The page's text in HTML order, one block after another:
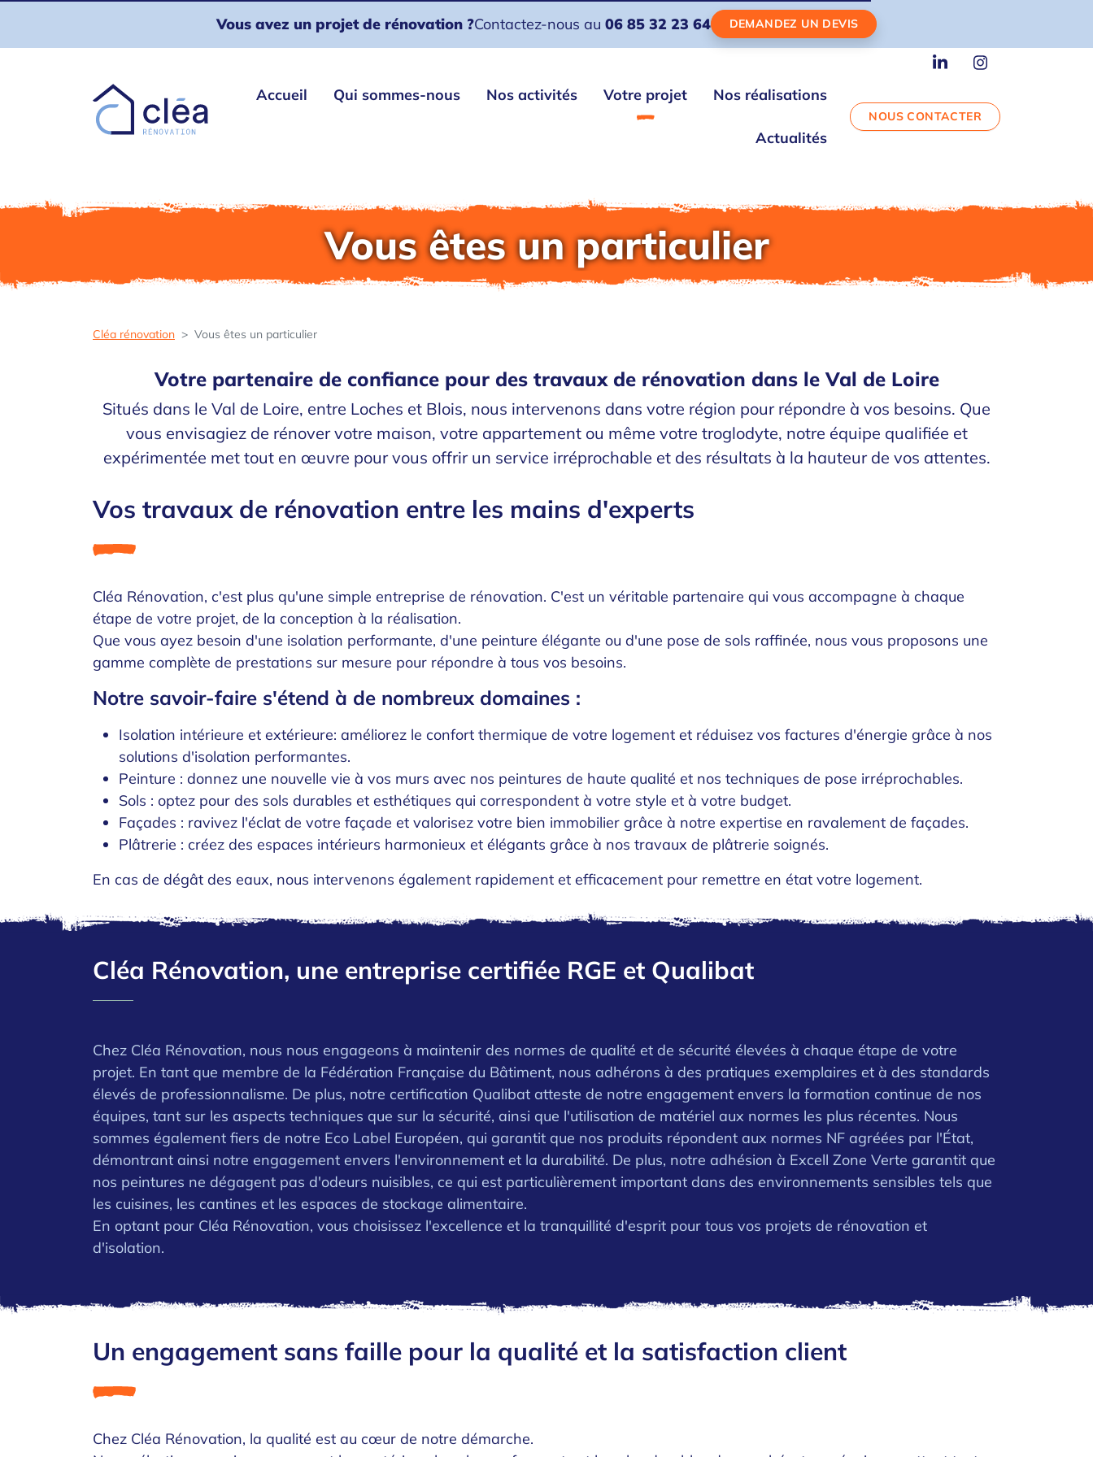
Vous avez un projet de rénovation ?Contactez-nous au 06 85 32 23 64 DEMANDEZ UN DEVIS
Accueil Qui sommes-nous Nos activités Votre projet Nos réalisations
Actualités
NOUS CONTACTER
LinkedinInstagram
Vous êtes un particulier
Cléa rénovation Vous êtes un particulier
Votre partenaire de confiance pour des travaux de rénovation dans le Val de Loire
Situés dans le Val de Loire, entre Loches et Blois, nous intervenons dans votre région pour répondre à vos besoins. Que
vous envisagiez de rénover votre maison, votre appartement ou même votre troglodyte, notre équipe qualifiée et
expérimentée met tout en œuvre pour vous offrir un service irréprochable et des résultats à la hauteur de vos attentes.
Vos travaux de rénovation entre les mains d'experts
Cléa Rénovation, c'est plus qu'une simple entreprise de rénovation. C'est un véritable partenaire qui vous accompagne à chaque
étape de votre projet, de la conception à la réalisation.
Que vous ayez besoin d'une isolation performante, d'une peinture élégante ou d'une pose de sols raffinée, nous vous proposons une
gamme complète de prestations sur mesure pour répondre à tous vos besoins.
Notre savoir-faire s'étend à de nombreux domaines :
Isolation intérieure et extérieure: améliorez le confort thermique de votre logement et réduisez vos factures d'énergie grâce à nos
solutions d'isolation performantes.
Peinture : donnez une nouvelle vie à vos murs avec nos peintures de haute qualité et nos techniques de pose irréprochables.
Sols : optez pour des sols durables et esthétiques qui correspondent à votre style et à votre budget.
Façades : ravivez l'éclat de votre façade et valorisez votre bien immobilier grâce à notre expertise en ravalement de façades.
Plâtrerie : créez des espaces intérieurs harmonieux et élégants grâce à nos travaux de plâtrerie soignés.
En cas de dégât des eaux, nous intervenons également rapidement et efficacement pour remettre en état votre logement.
Cléa Rénovation, une entreprise certifiée RGE et Qualibat
Chez Cléa Rénovation, nous nous engageons à maintenir des normes de qualité et de sécurité élevées à chaque étape de votre
projet. En tant que membre de la Fédération Française du Bâtiment, nous adhérons à des pratiques exemplaires et à des standards
élevés de professionnalisme. De plus, notre certification Qualibat atteste de notre engagement envers la formation continue de nos
équipes, tant sur les aspects techniques que sur la sécurité, ainsi que l'utilisation de matériel aux normes les plus récentes. Nous
sommes également fiers de notre Eco Label Européen, qui garantit que nos produits répondent aux normes NF agréées par l'État,
démontrant ainsi notre engagement envers l'environnement et la durabilité. De plus, notre adhésion à Excell Zone Verte garantit que
nos peintures ne dégagent pas d'odeurs nuisibles, ce qui est particulièrement important dans des environnements sensibles tels que
les cuisines, les cantines et les espaces de stockage alimentaire.
En optant pour Cléa Rénovation, vous choisissez l'excellence et la tranquillité d'esprit pour tous vos projets de rénovation et
d'isolation.
Un engagement sans faille pour la qualité et la satisfaction client
Chez Cléa Rénovation, la qualité est au cœur de notre démarche.